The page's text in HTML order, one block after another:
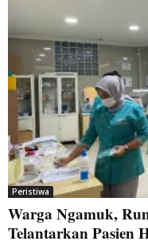
Peristiwa
Warga Ngamuk,
Telantarkan Pasien